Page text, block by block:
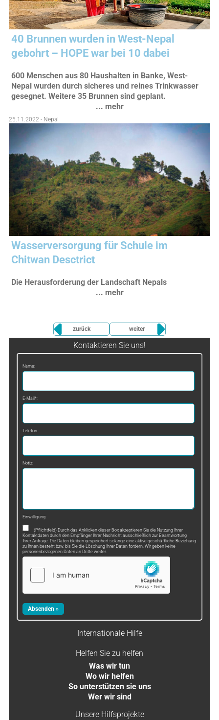
40 Brunnen wurden in West-Nepal
gebohrt – HOPE war bei 10 dabei
600 Menschen aus 80 Haushalten in Banke, West-
Nepal wurden durch sicheres und reines Trinkwasser
gesegnet. Weitere 35 Brunnen sind geplant.
... mehr
25.11.2022 - Nepal
Wasserversorgung für Schule im
Chitwan Desctrict
Die Herausforderung der Landschaft Nepals
... mehr
zurück weiter
Kontaktieren Sie uns!
Name:
E-Mail*:
Telefon:
Notiz:
Einwilligung:
(Pflichtfeld) Durch das Anklicken dieser Box akzeptieren Sie die Nutzung Ihrer
Kontaktdaten durch den Empfänger Ihrer Nachricht ausschließlich zur Beantwortung
Ihrer Anfrage. Die Daten bleiben gespeichert solange eine aktive geschäftliche Beziehung
zu Ihnen besteht bzw. bis Sie die Löschung Ihrer Daten fordern. Wir geben keine
personenbezogenen Daten an Dritte weiter.
Internationale Hilfe
Helfen Sie zu helfen
Was wir tun
Wo wir helfen
So unterstützen sie uns
Wer wir sind
Unsere Hilfsprojekte